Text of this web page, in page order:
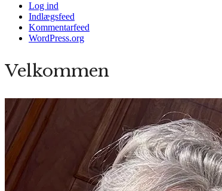
Log ind
Indlægsfeed
Kommentarfeed
WordPress.org
Velkommen